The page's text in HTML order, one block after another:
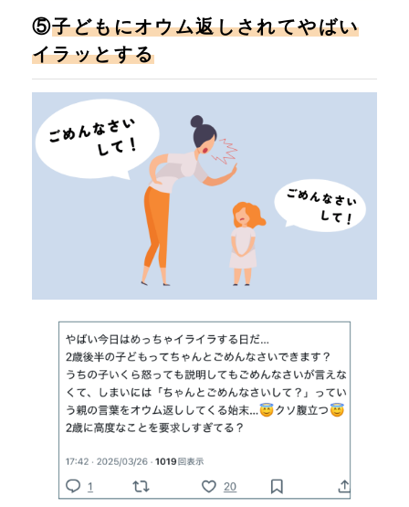
⑤子どもにオウム返しされてやばい
イラッとする